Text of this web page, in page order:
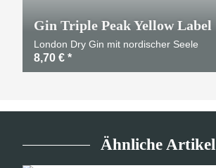
Gin Triple Peak Yellow Label
London Dry Gin mit nordischer Seele
8,70 € *
Ähnliche Artikel